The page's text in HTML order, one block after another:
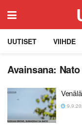
UUTISET VIIHDE
Avainsana: Nato